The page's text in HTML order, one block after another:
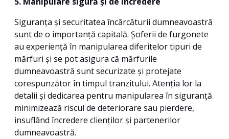
Siguranța și securitatea încărcăturii dumneavoastră
sunt de o importanță capitală. Șoferii de furgonete
au experiență în manipularea diferitelor tipuri de
mărfuri și se pot asigura că mărfurile
dumneavoastră sunt securizate și protejate
corespunzător în timpul tranzitului. Atenția lor la
detalii și dedicarea pentru manipularea în siguranță
minimizează riscul de deteriorare sau pierdere,
insuflând încredere clienților și partenerilor
dumneavoastră.